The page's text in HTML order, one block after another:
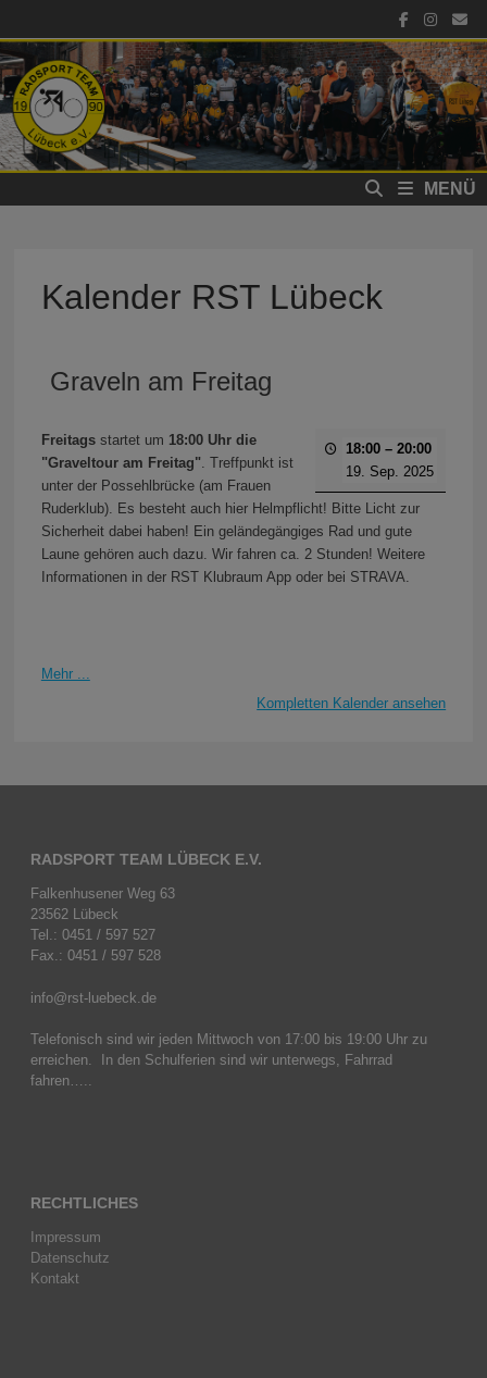
springen
MENÜ
Kalender RST Lübeck
Graveln am Freitag
18:00 – 20:00
19. Sep. 2025
Freitags startet um 18:00 Uhr die
"Graveltour am Freitag". Treffpunkt ist
unter der Possehlbrücke (am Frauen
Ruderklub). Es besteht auch hier Helmpflicht! Bitte Licht zur
Sicherheit dabei haben! Ein geländegängiges Rad und gute
Laune gehören auch dazu. Wir fahren ca. 2 Stunden! Weitere
Informationen in der RST Klubraum App oder bei STRAVA.
Mehr ...
Kompletten Kalender ansehen
RADSPORT TEAM LÜBECK E.V.
Falkenhusener Weg 63
23562 Lübeck
Tel.: 0451 / 597 527
Fax.: 0451 / 597 528
info@rst-luebeck.de
Telefonisch sind wir jeden Mittwoch von 17:00 bis 19:00 Uhr zu
erreichen. In den Schulferien sind wir unterwegs, Fahrrad
fahren…..
RECHTLICHES
Impressum
Datenschutz
Kontakt